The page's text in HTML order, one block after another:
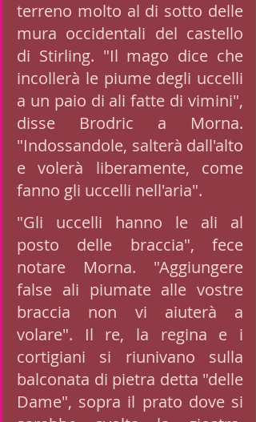
terreno molto al di sotto delle
mura occidentali del castello
di Stirling. "Il mago dice che
incollerà le piume degli uccelli
a un paio di ali fatte di vimini",
disse Brodric a Morna.
"Indossandole, salterà dall'alto
e volerà liberamente, come
fanno gli uccelli nell'aria".
"Gli uccelli hanno le ali al
posto delle braccia", fece
notare Morna. "Aggiungere
false ali piumate alle vostre
braccia non vi aiuterà a
volare". Il re, la regina e i
cortigiani si riunivano sulla
balconata di pietra detta "delle
Dame", sopra il prato dove si